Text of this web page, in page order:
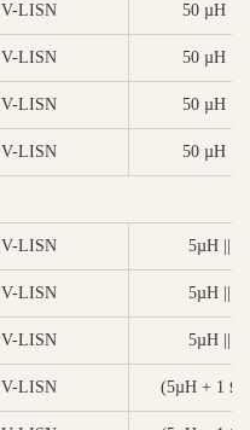
V-LISN 50 µH ||
V-LISN 50 µH ||
V-LISN 50 µH ||
V-LISN 50 µH ||
V-LISN 5µH ||
V-LISN 5µH ||
V-LISN 5µH ||
V-LISN (5µH + 1 Ω)